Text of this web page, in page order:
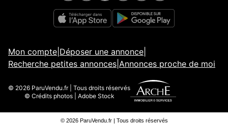
Mon compte Déposer une annonce
Recherche petites annonces Annonces proche de moi
© 2026 ParuVendu.fr | Tous droits réservés
© Crédits photos | Adobe Stock
© 2026 ParuVendu.fr | Tous droits réservés